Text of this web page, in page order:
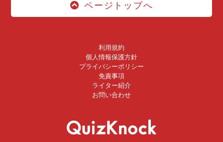
ページトップへ
利用規約
個人情報保護方針
プライバシーポリシー
免責事項
ライター紹介
お問い合わせ